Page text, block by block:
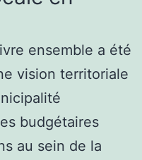
ensemble a été
vision territoriale
budgétaires
au sein de la